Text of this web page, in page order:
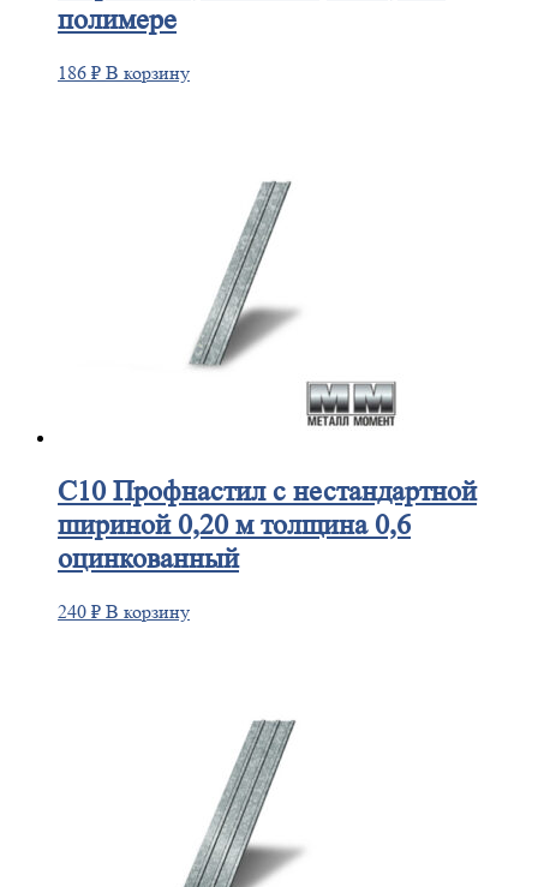
полимере
186 ₽ В корзину
С10Профнастил с нестандартной
шириной 0,20 м толщина 0,6
оцинкованный
240 ₽ В корзину